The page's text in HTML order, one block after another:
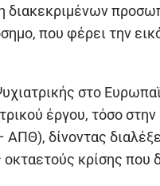
διακεκριμένων
που φέρει την
στο
έργου, τόσο
δίνοντας
κρίσης που